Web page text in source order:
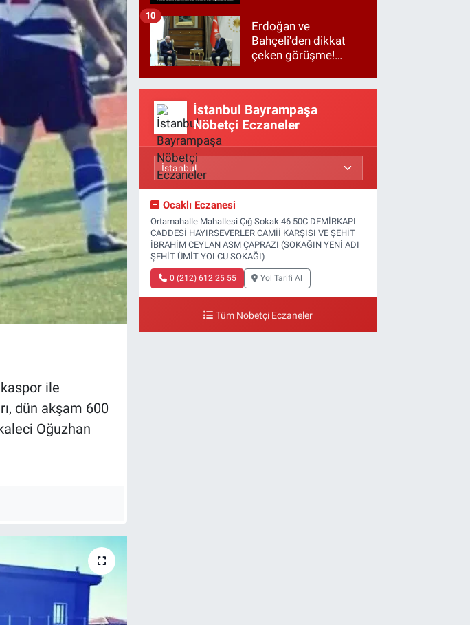
ile
dün akşam 600
Oğuzhan
Erdoğan ve
Bahçeli'den dikkat
çeken görüşme!
10
İstanbul Bayrampaşa
Nöbetçi Eczaneler
Ocaklı Eczanesi
Ortamahalle Mahallesi Çığ Sokak 46 50C DEMİRKAPI
CADDESİ HAYIRSEVERLER CAMİİ KARŞISI VE ŞEHİT
İBRAHİM CEYLAN ASM ÇAPRAZI (SOKAĞIN YENİ ADI
ŞEHİT ÜMİT YOLCU SOKAĞI)
0 (212) 612 25 55 Yol Tarifi Al
Tüm Nöbetçi Eczaneler